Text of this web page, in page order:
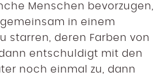
Menschen bevorzugen,
in einem
starren, deren Farben von
entschuldigt mit den
noch einmal zu, dann